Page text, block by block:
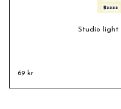
Studio light
69 kr